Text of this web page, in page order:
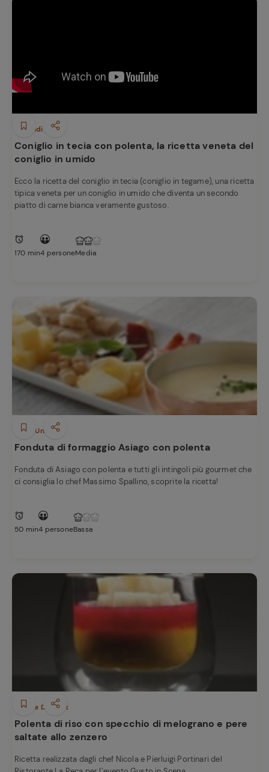
Secondi piatti
Coniglio in tecia con polenta, la ricetta veneta del
coniglio in umido
Ecco la ricetta del coniglio in tecia (coniglio in tegame), una ricetta
tipica veneta per un coniglio in umido che diventa un secondo
piatto di carne bianca veramente gustoso.
170 min4 personeMedia
Piatti Unici
Fonduta di formaggio Asiago con polenta
Fonduta di Asiago con polenta e tutti gli intingoli più gourmet che
ci consiglia lo chef Massimo Spallino, scoprite la ricetta!
50 min4 personeBassa
Dolci e Dessert
Polenta di riso con specchio di melograno e pere
saltate allo zenzero
Ricetta realizzata dagli chef Nicola e Pierluigi Portinari del